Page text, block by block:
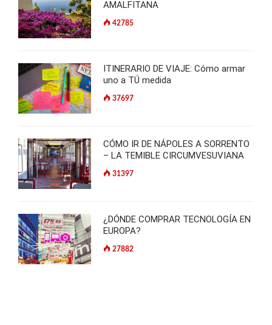
AMALFITANA
42785
ITINERARIO DE VIAJE: Cómo armar
uno a TÚ medida
37697
CÓMO IR DE NÁPOLES A SORRENTO
– LA TEMIBLE CIRCUMVESUVIANA
31397
¿DÓNDE COMPRAR TECNOLOGÍA EN
EUROPA?
27882